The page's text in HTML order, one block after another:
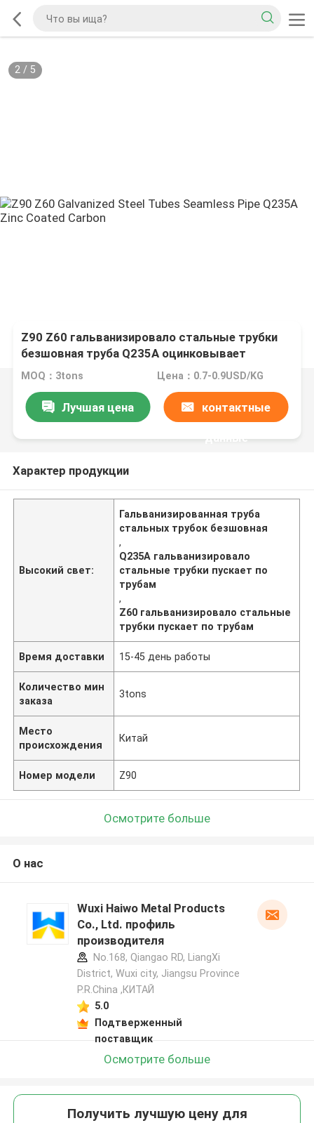
2/ 5
Z90 Z60 гальванизировало стальные трубки
безшовная труба Q235A оцинковывает
покрытый углерод
MOQ：3tons Цена：0.7-0.9USD/KG
Лучшая цена контактные
данные
Характер продукции
Высокий свет:
Гальванизированная труба
стальных трубок безшовная
,
Q235A гальванизировало
стальные трубки пускает по
трубам
,
Z60 гальванизировало стальные
трубки пускает по трубам
Время доставки 15-45 день работы
Количество мин
заказа
3tons
Место
происхождения
Китай
Номер модели Z90
Осмотрите больше
О нас
Wuxi Haiwo Metal Products
Co., Ltd. профиль
производителя
No.168, Qiangao RD, LiangXi
District, Wuxi city, Jiangsu Province
P.R.China ,КИТАЙ
5.0
Подтверженный
поставщик
Осмотрите больше
Получить лучшую цену для